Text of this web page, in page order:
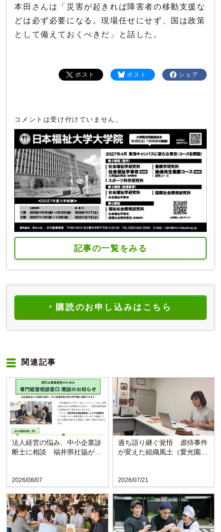
本田さんは「災害が起きれば障害者の移動支援な
どは必ず必要になる。現場任せにせず、国は政策
として備えておくべきだ」と話した。
シェア
ポスト
ポスト
コメントは受け付けていません。
記事の一覧をみる
購読のお申し込みはこちら
関連記事
2026/08/07
法人経営の悩み、中小企業診
断士に相談 福井県社協が支
2026/07/21
過ち語り継ぐ覚悟 虐待事件
が変えた組織風土（愛光園・